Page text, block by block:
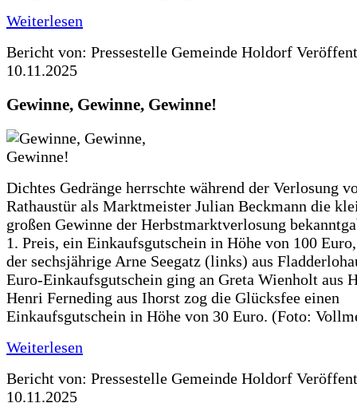
Weiterlesen
Bericht von: Pressestelle Gemeinde Holdorf
10.11.2025
Gewinne, Gewinne, Gewinne!
Dichtes Gedränge herrschte während der Verlosung
Rathaustür als Marktmeister Julian Beckmann die
großen Gewinne der Herbstmarktverlosung
1. Preis, ein Einkaufsgutschein in Höhe von 100
der sechsjährige Arne Seegatz (links) aus
Euro-Einkaufsgutschein ging an Greta Wienholt aus
Henri Ferneding aus Ihorst zog die Glücksfee einen
Einkaufsgutschein in Höhe von 30 Euro. (Foto:
Weiterlesen
Bericht von: Pressestelle Gemeinde Holdorf
10.11.2025